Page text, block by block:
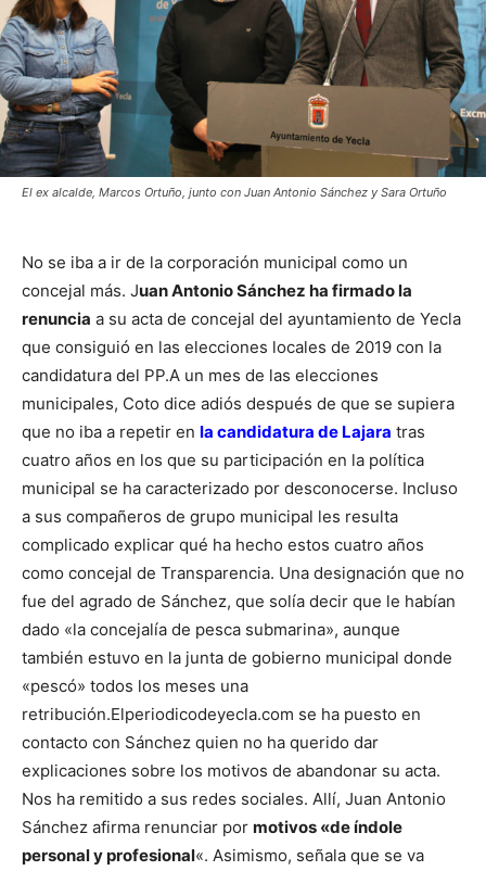
El ex alcalde, Marcos Ortuño, junto con Juan Antonio Sánchez y Sara Ortuño
No se iba a ir de la corporación municipal como un
concejal más. Juan Antonio Sánchez ha firmado la
renuncia a su acta de concejal del ayuntamiento de Yecla
que consiguió en las elecciones locales de 2019 con la
candidatura del PP.A un mes de las elecciones
municipales, Coto dice adiós después de que se supiera
que no iba a repetir en la candidatura de Lajara tras
cuatro años en los que su participación en la política
municipal se ha caracterizado por desconocerse. Incluso
a sus compañeros de grupo municipal les resulta
complicado explicar qué ha hecho estos cuatro años
como concejal de Transparencia. Una designación que no
fue del agrado de Sánchez, que solía decir que le habían
dado «la concejalía de pesca submarina», aunque
también estuvo en la junta de gobierno municipal donde
«pescó» todos los meses una
retribución.Elperiodicodeyecla.com se ha puesto en
contacto con Sánchez quien no ha querido dar
explicaciones sobre los motivos de abandonar su acta.
Nos ha remitido a sus redes sociales. Allí, Juan Antonio
Sánchez afirma renunciar por motivos «de índole
personal y profesional«. Asimismo, señala que se va